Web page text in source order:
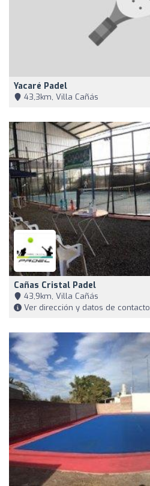
Yacaré Padel
43,3km, Villa Cañás
Cañas Cristal Padel
43,9km, Villa Cañás
Ver dirección y datos de contacto